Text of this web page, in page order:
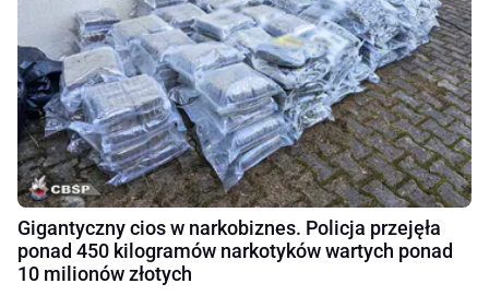
Gigantyczny cios w narkobiznes. Policja przejęła
ponad 450 kilogramów narkotyków wartych ponad
10 milionów złotych